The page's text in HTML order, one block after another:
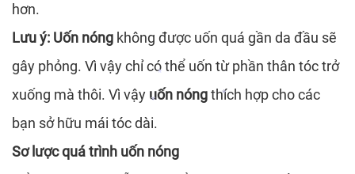
*
hơn.
Lưu ý: Uốn nóng không được uốn quá gần da đầu sẽ
gây phỏng. Vì vậy chỉ có thể uốn từ phần thân tóc trở
xuống mà thôi. Vì vậy uốn nóngthích hợp cho các
bạn sở hữu mái tóc dài.
Sơ lược quá trình uốn nóng